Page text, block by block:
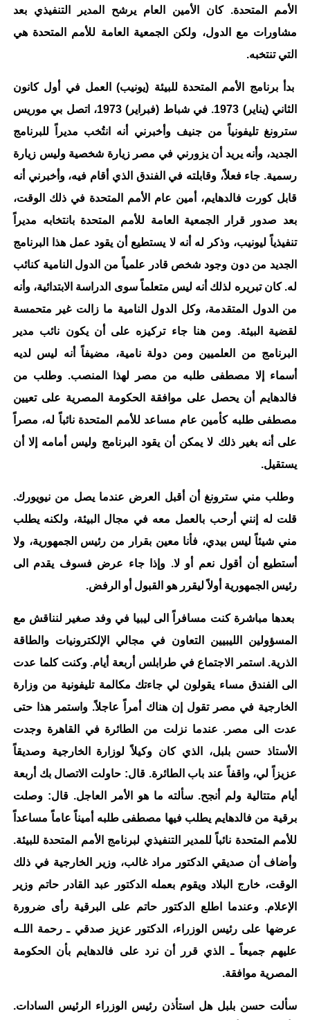
الأمم المتحدة. كان الأمين العام يرشح المدير التنفيذي بعد
مشاورات مع الدول، ولكن الجمعية العامة للأمم المتحدة هي
التي تنتخبه.
بدأ برنامج الأمم المتحدة للبيئة (يونيب) العمل في أول كانون
الثاني (يناير) 1973. في شباط (فبراير) 1973، اتصل بي موريس
سترونغ تليفونياً من جنيف وأخبرني أنه انتُخب مديراً للبرنامج
الجديد، وأنه يريد أن يزورني في مصر زيارة شخصية وليس زيارة
رسمية. جاء فعلاً، وقابلته في الفندق الذي أقام فيه، وأخبرني أنه
قابل كورت فالدهايم، أمين عام الأمم المتحدة في ذلك الوقت،
بعد صدور قرار الجمعية العامة للأمم المتحدة بانتخابه مديراً
تنفيذياً ليونيب، وذكر له أنه لا يستطيع أن يقود عمل هذا البرنامج
الجديد من دون وجود شخص قادر علمياً من الدول النامية كنائب
له. كان تبريره لذلك أنه ليس متعلماً سوى الدراسة الابتدائية، وأنه
من الدول المتقدمة، وكل الدول النامية ما زالت غير متحمسة
لقضية البيئة. ومن هنا جاء تركيزه على أن يكون نائب مدير
البرنامج من العلميين ومن دولة نامية، مضيفاً أنه ليس لديه
أسماء إلا مصطفى طلبه من مصر لهذا المنصب. وطلب من
فالدهايم أن يحصل على موافقة الحكومة المصرية على تعيين
مصطفى طلبه كأمين عام مساعد للأمم المتحدة نائباً له، مصراً
على أنه بغير ذلك لا يمكن أن يقود البرنامج وليس أمامه إلا أن
يستقيل.
وطلب مني سترونغ أن أقبل العرض عندما يصل من نيويورك.
قلت له إنني أرحب بالعمل معه في مجال البيئة، ولكنه يطلب
مني شيئاً ليس بيدي، فأنا معين بقرار من رئيس الجمهورية، ولا
أستطيع أن أقول نعم أو لا. وإذا جاء عرض فسوف يقدم الى
رئيس الجمهورية أولاً ليقرر هو القبول أو الرفض.
بعدها مباشرة كنت مسافراً الى ليبيا في وفد صغير لنناقش مع
المسؤولين الليبيين التعاون في مجالي الإلكترونيات والطاقة
الذرية. استمر الاجتماع في طرابلس أربعة أيام. وكنت كلما عدت
الى الفندق مساء يقولون لي جاءتك مكالمة تليفونية من وزارة
الخارجية في مصر تقول إن هناك أمراً عاجلاً. واستمر هذا حتى
عدت الى مصر. عندما نزلت من الطائرة في القاهرة وجدت
الأستاذ حسن بلبل، الذي كان وكيلاً لوزارة الخارجية وصديقاً
عزيزاً لي، واقفاً عند باب الطائرة. قال: حاولت الاتصال بك أربعة
أيام متتالية ولم أنجح. سألته ما هو الأمر العاجل. قال: وصلت
برقية من فالدهايم يطلب فيها مصطفى طلبه أميناً عاماً مساعداً
للأمم المتحدة نائباً للمدير التنفيذي لبرنامج الأمم المتحدة للبيئة.
وأضاف أن صديقي الدكتور مراد غالب، وزير الخارجية في ذلك
الوقت، خارج البلاد ويقوم بعمله الدكتور عبد القادر حاتم وزير
الإعلام. وعندما اطلع الدكتور حاتم على البرقية رأى ضرورة
عرضها على رئيس الوزراء، الدكتور عزيز صدقي ـ رحمة اللـه
عليهم جميعاً ـ الذي قرر أن نرد على فالدهايم بأن الحكومة
المصرية موافقة.
سألت حسن بلبل هل استأذن رئيس الوزراء الرئيس السادات.